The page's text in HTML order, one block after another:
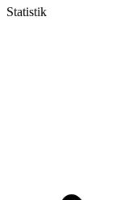
Statistik